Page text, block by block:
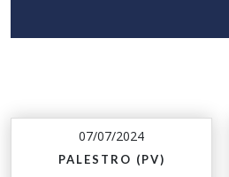
07/07/2024
PALESTRO (PV)